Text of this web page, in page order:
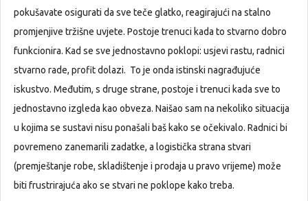
pokušavate osigurati da sve teče glatko, reagirajući na stalno
promjenjive tržišne uvjete. Postoje trenuci kada to stvarno dobro
funkcionira. Kad se sve jednostavno poklopi: usjevi rastu, radnici
stvarno rade, profit dolazi. To je onda istinski nagrađujuće
iskustvo. Međutim, s druge strane, postoje i trenuci kada sve to
jednostavno izgleda kao obveza. Naišao sam na nekoliko situacija
u kojima se sustavi nisu ponašali baš kako se očekivalo. Radnici bi
povremeno zanemarili zadatke, a logistička strana stvari
(premještanje robe, skladištenje i prodaja u pravo vrijeme) može
biti frustrirajuća ako se stvari ne poklope kako treba.